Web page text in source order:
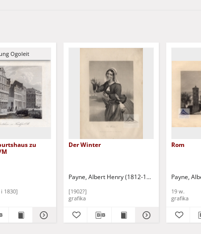
Ogoleit
zu
1830]
Der Winter
Payne, Albert Henry (1812-1902) Payne,
[1902?]
grafika
Rom
Payne,
19 w.
grafika